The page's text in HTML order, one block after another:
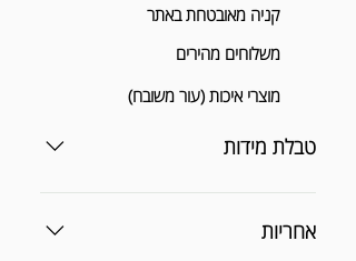
קניה מאובטחת באתר
משלוחים מהירים
טבלת מידות
אחריות
מוצרי איכות (עור משובח)